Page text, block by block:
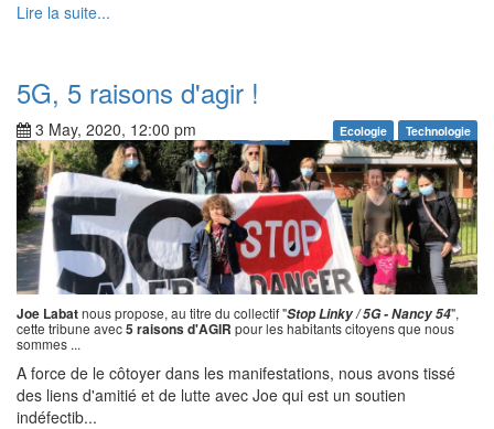
Lire la suite...
5G, 5 raisons d'agir !
3 May, 2020, 12:00 pm Ecologie Technologie
Joe Labatnous propose, au titre du collectif "Stop Linky / 5G - Nancy 54",
cette tribune avec5 raisons d'AGIR pour les habitants citoyens que nous
sommes ...
A force de le côtoyer dans les manifestations, nous avons tissé
des liens d'amitié et de lutte avec Joe qui est un soutien
indéfectib...